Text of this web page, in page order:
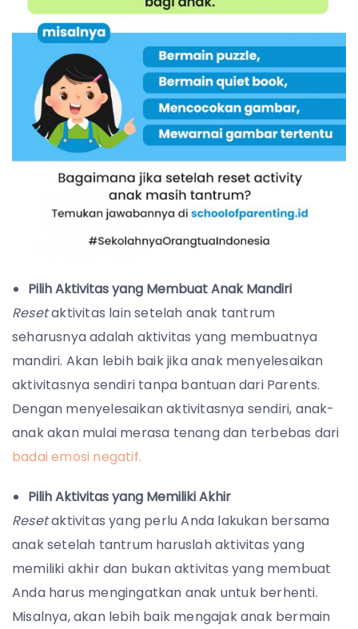
Pilih Aktivitas yang Membuat Anak Mandiri
Resetaktivitas lain setelah anak tantrum
seharusnya adalah aktivitas yang membuatnya
mandiri. Akan lebih baik jika anak menyelesaikan
aktivitasnya sendiri tanpa bantuan dari Parents.
Dengan menyelesaikan aktivitasnya sendiri, anak-
anak akan mulai merasa tenang dan terbebas dari
badai emosi negatif.
Pilih Aktivitas yang Memiliki Akhir
Resetaktivitas yang perlu Anda lakukan bersama
anak setelah tantrum haruslah aktivitas yang
memiliki akhir dan bukan aktivitas yang membuat
Anda harus mengingatkan anak untuk berhenti.
Misalnya, akan lebih baik mengajak anak bermain